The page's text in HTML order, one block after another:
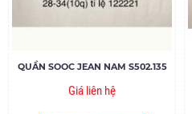
QUẦN SOOC JEAN NAM S502.135
Giá liên hệ